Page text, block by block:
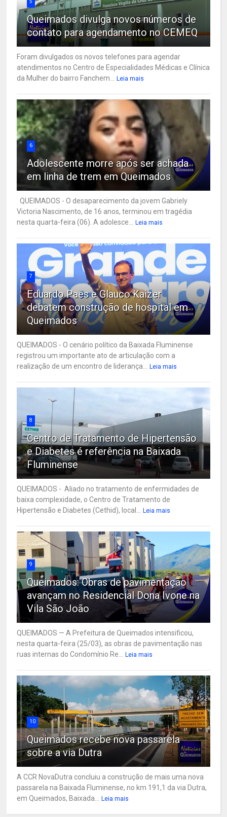
5
Queimados divulga novos números de
contato para agendamento no CEMEQ
Foram divulgados os novos telefones para agendar
atendimentos no Centro de Especialidades Médicas e Clínica
da Mulher do bairro Fanchem...
Leia mais
6
Adolescente morre após ser achada
em linha de trem em Queimados
QUEIMADOS - O desaparecimento da jovem Gabriely
Victoria Nascimento, de 16 anos, terminou em tragédia
nesta quarta-feira (06). A adolesce...
Leia mais
7
Eduardo Paes e Glauco Kaizer
debatem construção de hospital em
Queimados
QUEIMADOS - O cenário político da Baixada Fluminense
registrou um importante ato de articulação com a
realização de um encontro de liderança...
Leia mais
8
Centro de Tratamento de Hipertensão
e Diabetes é referência na Baixada
Fluminense
QUEIMADOS - Aliado no tratamento de enfermidades de
baixa complexidade, o Centro de Tratamento de
Hipertensão e Diabetes (Cethid), local...
Leia mais
9
Queimados: Obras de pavimentação
avançam no Residencial Dona Ivone na
Vila São João
QUEIMADOS — A Prefeitura de Queimados intensificou,
nesta quarta-feira (25/03), as obras de pavimentação nas
ruas internas do Condomínio Re...
Leia mais
10
Queimados recebe nova passarela
sobre a via Dutra
A CCR NovaDutra concluiu a construção de mais uma nova
passarela na Baixada Fluminense, no km 191,1 da via Dutra,
em Queimados, Baixada...
Leia mais